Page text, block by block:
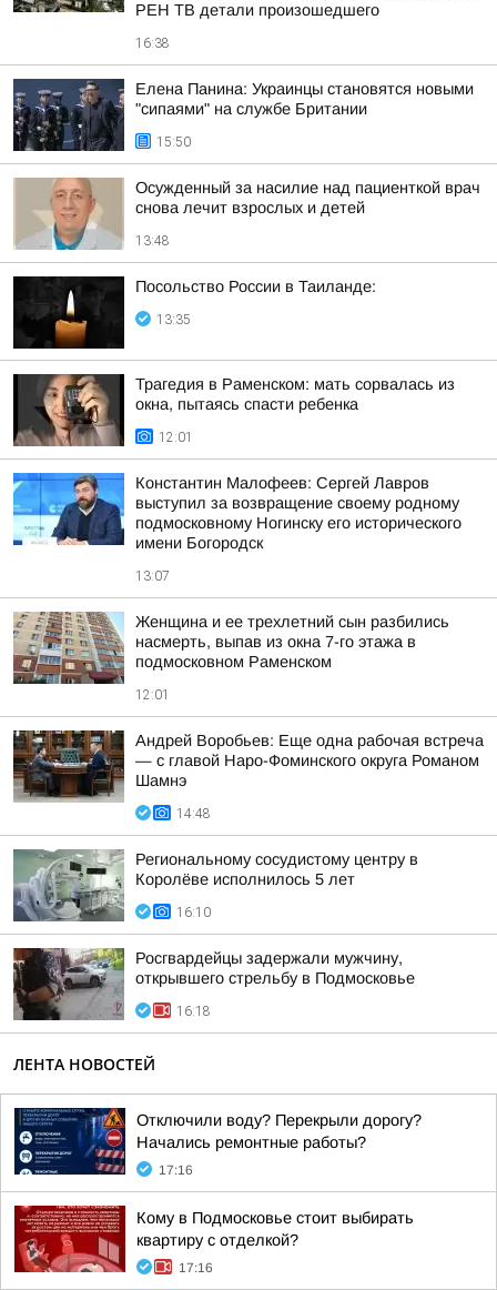
РЕН ТВ детали произошедшего
16:38
Елена Панина: Украинцы становятся новыми
"сипаями" на службе Британии
15:50
Осужденный за насилие над пациенткой врач
снова лечит взрослых и детей
13:48
Посольство России в Таиланде:
13:35
Трагедия в Раменском: мать сорвалась из
окна, пытаясь спасти ребенка
12:01
Константин Малофеев: Сергей Лавров
выступил за возвращение своему родному
подмосковному Ногинску его исторического
имени Богородск
13:07
Женщина и ее трехлетний сын разбились
насмерть, выпав из окна 7-го этажа в
подмосковном Раменском
12:01
Андрей Воробьев: Еще одна рабочая встреча
— с главой Наро-Фоминского округа Романом
Шамнэ
14:48
Региональному сосудистому центру в
Королёве исполнилось 5 лет
16:10
Росгвардейцы задержали мужчину,
открывшего стрельбу в Подмосковье
16:18
ЛЕНТА НОВОСТЕЙ
Отключили воду? Перекрыли дорогу?
Начались ремонтные работы?
17:16
Кому в Подмосковье стоит выбирать
квартиру с отделкой?
17:16